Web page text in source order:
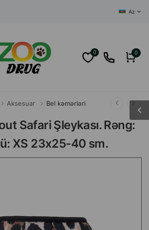
Az
0 0
Aksesuar Bel kəmərləri
Safari Şleykası. Rəng:
XS 23x25-40 sm.